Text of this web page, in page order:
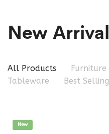
New Arrival
All Products Furniture
Tableware
Best Selling
New